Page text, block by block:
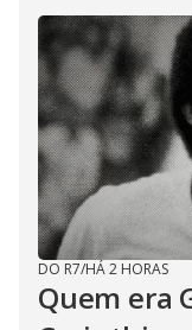
DO R7/HÁ 2 HORAS
Quem era